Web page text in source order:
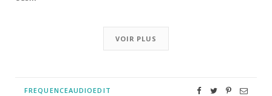
VOIR PLUS
FREQUENCEAUDIOEDIT